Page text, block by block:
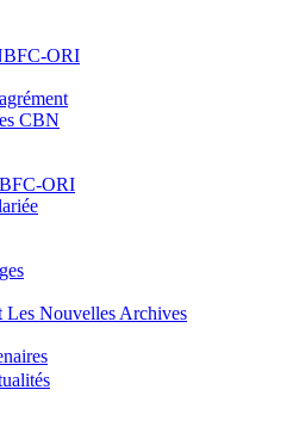
ORI
CBN
ORI
Les Nouvelles Archives